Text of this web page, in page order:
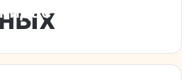
длительных
против